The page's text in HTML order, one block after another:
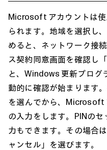
Microsoft アカウントは
られます。地域を選択し
めると、ネットワーク接
ス契約同意画面を確認し
と、Windows 更新プログ
動的に確認が始まります
を選んでから、Microsoft
の入力をします。PINの
力もできます。その場合
ャンセル」を選びます。